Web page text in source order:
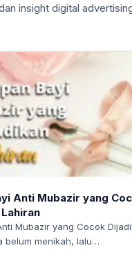
insight digital
Anti Mubazir yang
Mubazir yang Cocok
belum menikah, lalu…